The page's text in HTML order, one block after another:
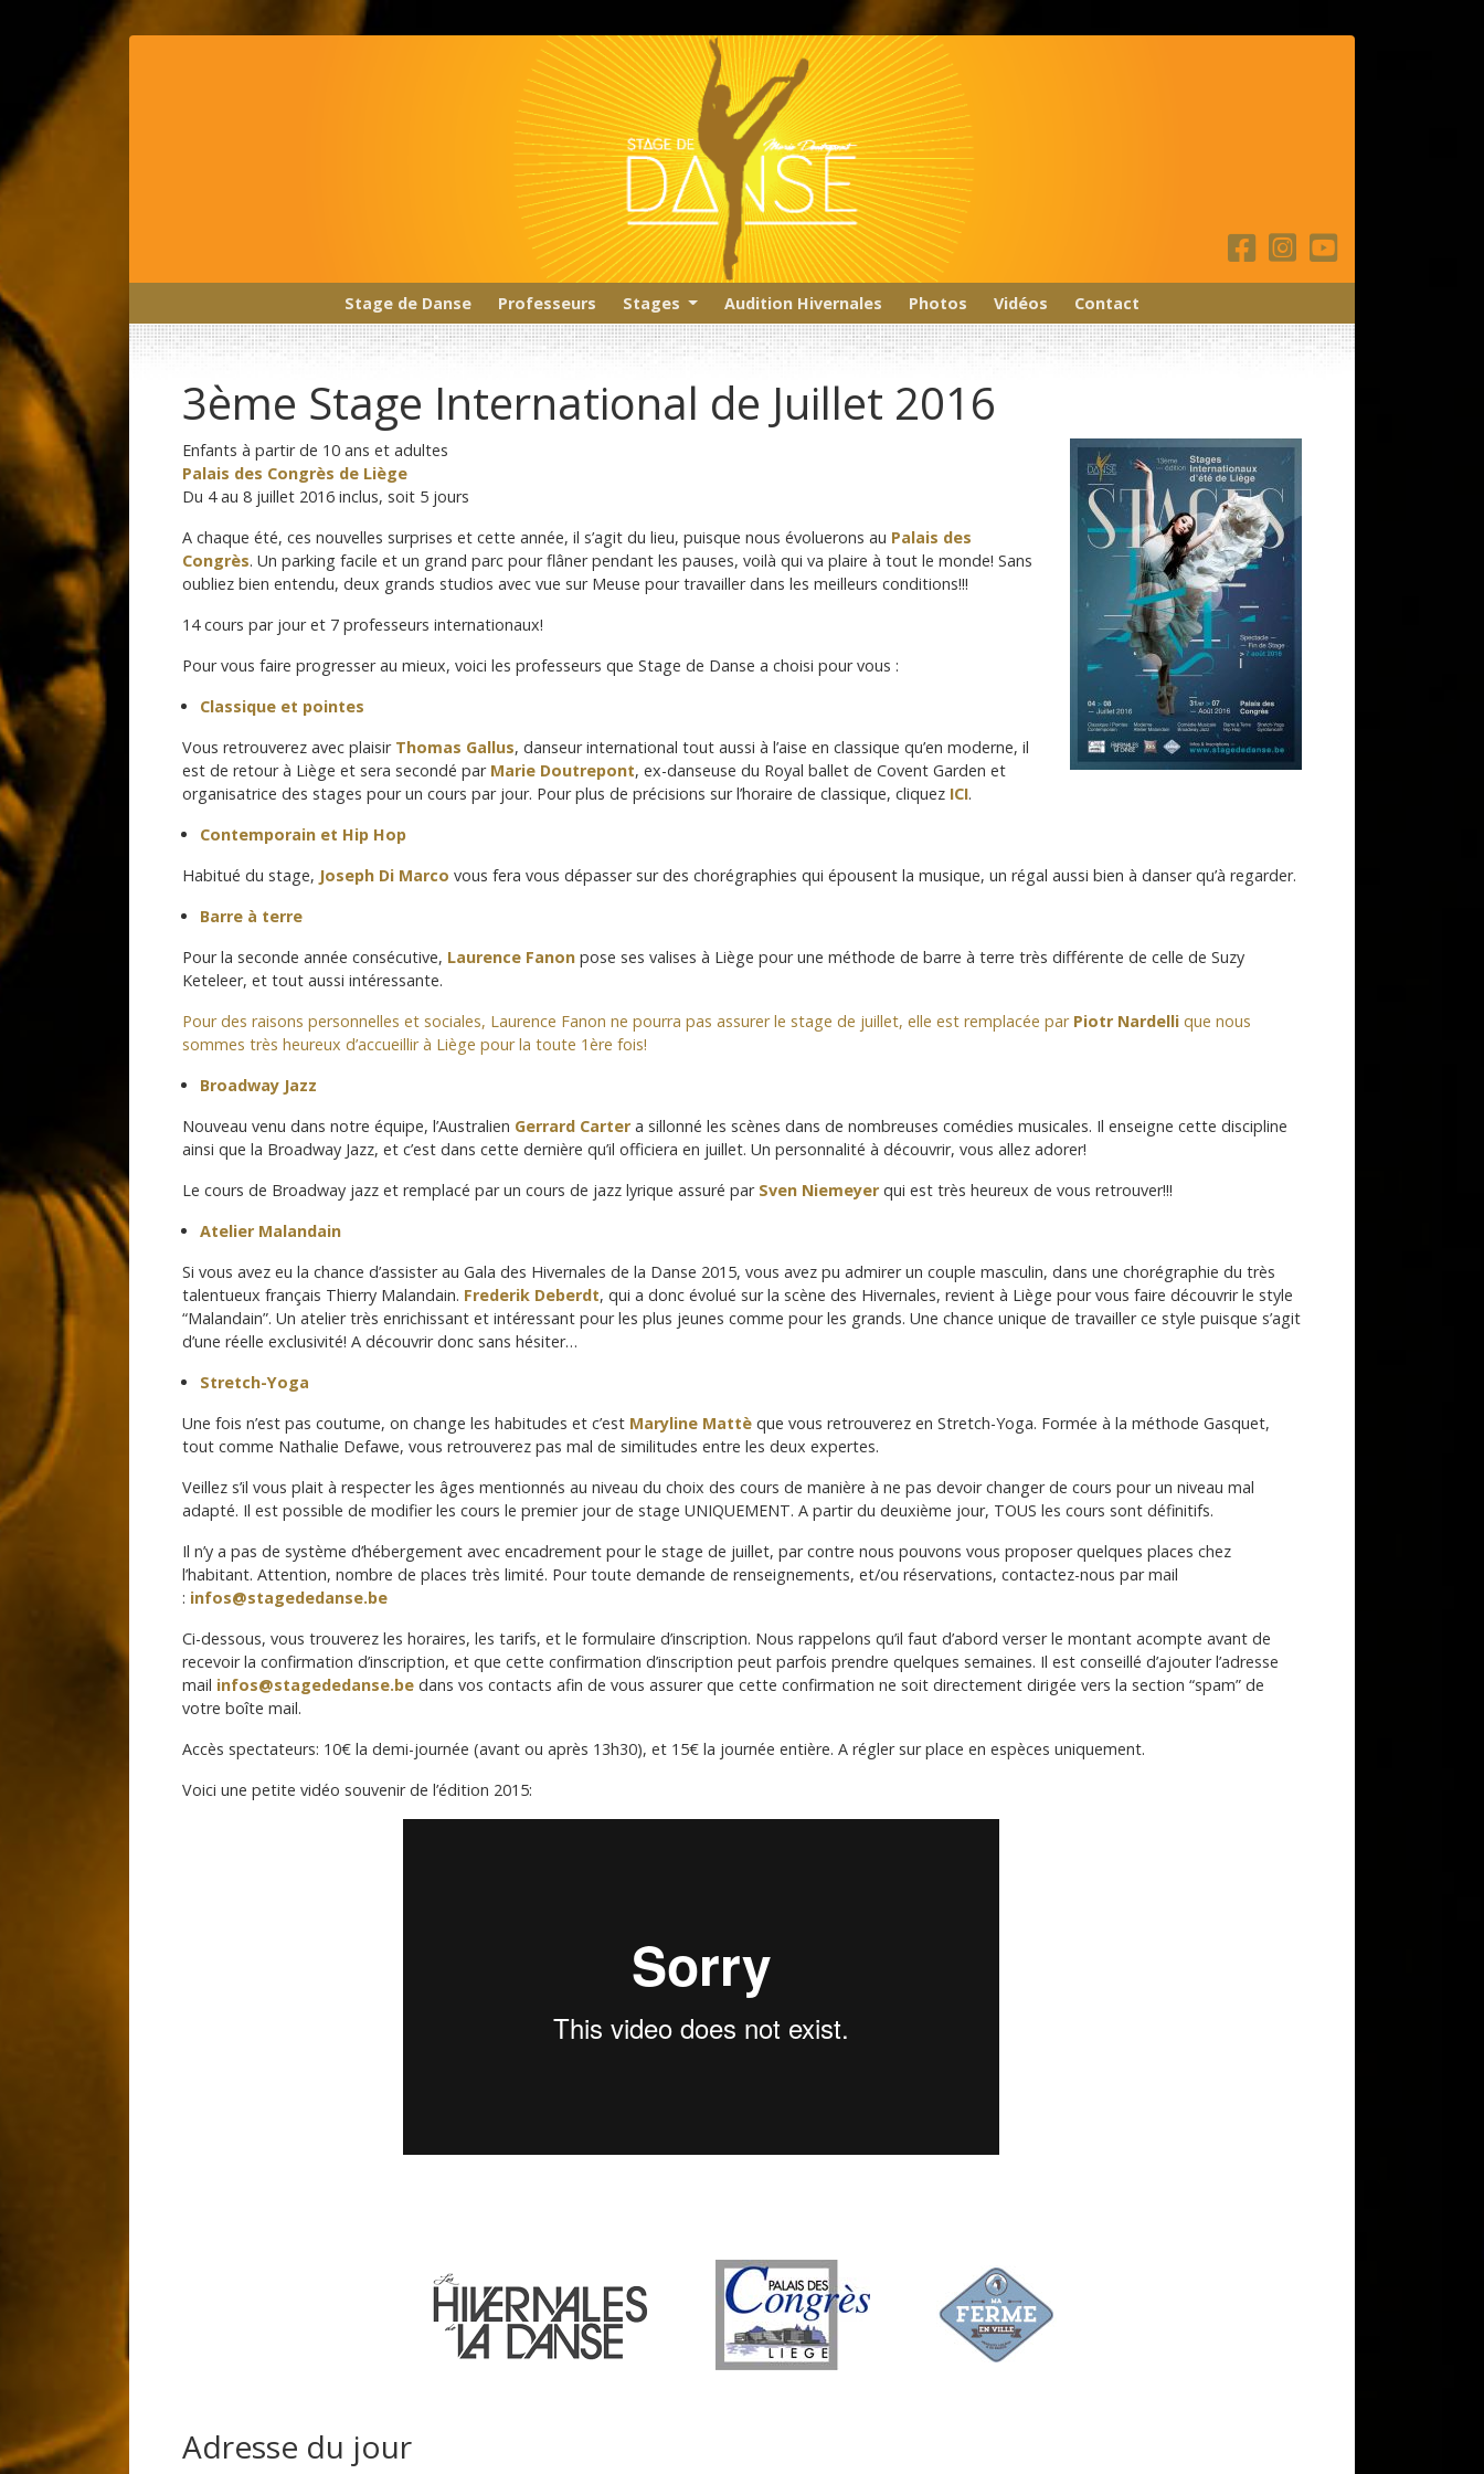
Main NavigationStage de Danse Professeurs Stages Audition Hivernales Photos Vidéos Contact
3ème Stage International de Juillet 2016
Enfants à partir de 10 ans et adultes
Palais des Congrès de Liège
Du 4 au 8 juillet 2016 inclus, soit 5 jours
A chaque été, ces nouvelles surprises et cette année, il s’agit du lieu, puisque nous évoluerons au Palais des
Congrès. Un parking facile et un grand parc pour flâner pendant les pauses, voilà qui va plaire à tout le monde! Sans
oubliez bien entendu, deux grands studios avec vue sur Meuse pour travailler dans les meilleurs conditions!!!
14 cours par jour et 7 professeurs internationaux!
Pour vous faire progresser au mieux, voici les professeurs que Stage de Danse a choisi pour vous :
Classique et pointes
Vous retrouverez avec plaisir Thomas Gallus, danseur international tout aussi à l’aise en classique qu’en moderne, il
est de retour à Liège et sera secondé par Marie Doutrepont, ex-danseuse du Royal ballet de Covent Garden et
organisatrice des stages pour un cours par jour. Pour plus de précisions sur l’horaire de classique, cliquez ICI.
Contemporain et Hip Hop
Habitué du stage, Joseph Di Marco vous fera vous dépasser sur des chorégraphies qui épousent la musique, un régal aussi bien à danser qu’à regarder.
Barre à terre
Pour la seconde année consécutive, Laurence Fanon pose ses valises à Liège pour une méthode de barre à terre très différente de celle de Suzy
Keteleer, et tout aussi intéressante.
Pour des raisons personnelles et sociales, Laurence Fanon ne pourra pas assurer le stage de juillet, elle est remplacée par Piotr Nardelli que nous
sommes très heureux d’accueillir à Liège pour la toute 1ère fois!
Broadway Jazz
Nouveau venu dans notre équipe, l’Australien Gerrard Carter a sillonné les scènes dans de nombreuses comédies musicales. Il enseigne cette discipline
ainsi que la Broadway Jazz, et c’est dans cette dernière qu’il officiera en juillet. Un personnalité à découvrir, vous allez adorer!
Le cours de Broadway jazz et remplacé par un cours de jazz lyrique assuré par Sven Niemeyer qui est très heureux de vous retrouver!!!
Atelier Malandain
Si vous avez eu la chance d’assister au Gala des Hivernales de la Danse 2015, vous avez pu admirer un couple masculin, dans une chorégraphie du très
talentueux français Thierry Malandain. Frederik Deberdt, qui a donc évolué sur la scène des Hivernales, revient à Liège pour vous faire découvrir le style
“Malandain”. Un atelier très enrichissant et intéressant pour les plus jeunes comme pour les grands. Une chance unique de travailler ce style puisque s’agit
d’une réelle exclusivité! A découvrir donc sans hésiter…
Stretch-Yoga
Une fois n’est pas coutume, on change les habitudes et c’est Maryline Mattè que vous retrouverez en Stretch-Yoga. Formée à la méthode Gasquet,
tout comme Nathalie Defawe, vous retrouverez pas mal de similitudes entre les deux expertes.
Veillez s’il vous plait à respecter les âges mentionnés au niveau du choix des cours de manière à ne pas devoir changer de cours pour un niveau mal
adapté. Il est possible de modifier les cours le premier jour de stage UNIQUEMENT. A partir du deuxième jour, TOUS les cours sont définitifs.
Il n’y a pas de système d’hébergement avec encadrement pour le stage de juillet, par contre nous pouvons vous proposer quelques places chez
l’habitant. Attention, nombre de places très limité. Pour toute demande de renseignements, et/ou réservations, contactez-nous par mail
: infos@stagededanse.be
Ci-dessous, vous trouverez les horaires, les tarifs, et le formulaire d’inscription. Nous rappelons qu’il faut d’abord verser le montant acompte avant de
recevoir la confirmation d’inscription, et que cette confirmation d’inscription peut parfois prendre quelques semaines. Il est conseillé d’ajouter l’adresse
mail infos@stagededanse.be dans vos contacts afin de vous assurer que cette confirmation ne soit directement dirigée vers la section “spam” de
votre boîte mail.
Accès spectateurs: 10€ la demi-journée (avant ou après 13h30), et 15€ la journée entière. A régler sur place en espèces uniquement.
Voici une petite vidéo souvenir de l’édition 2015:
Adresse du jour